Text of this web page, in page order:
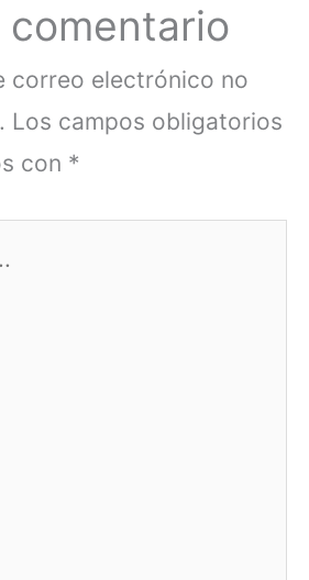
comentario
correo electrónico no
Los campos obligatorios
con *